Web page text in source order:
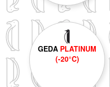
GEDA PLATINUM
(-20°C)